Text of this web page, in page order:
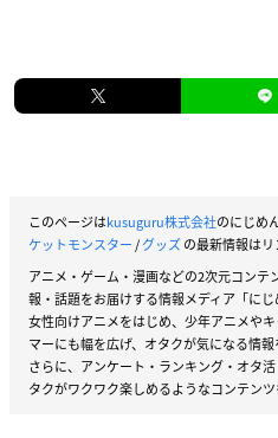
このページはkusuguru株式会社のにじめ
ケットモンスター/グッズの最新情報はリ
アニメ・ゲーム・漫画などの2次元コン
報・話題をお届けする情報メディア「にじ
女性向けアニメをはじめ、少年アニメや
マーにも幅を広げ、オタクが気になる情報
さらに、アンケート・ランキング・オタ
タクがワクワク楽しめるようなコンテンツ